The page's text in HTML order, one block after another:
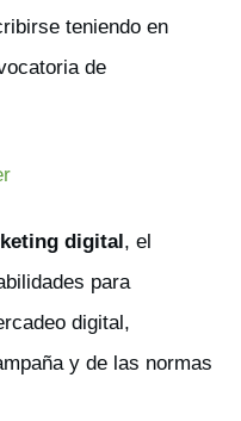
teniendo en
de
digital , el
para
digital,
y de las normas